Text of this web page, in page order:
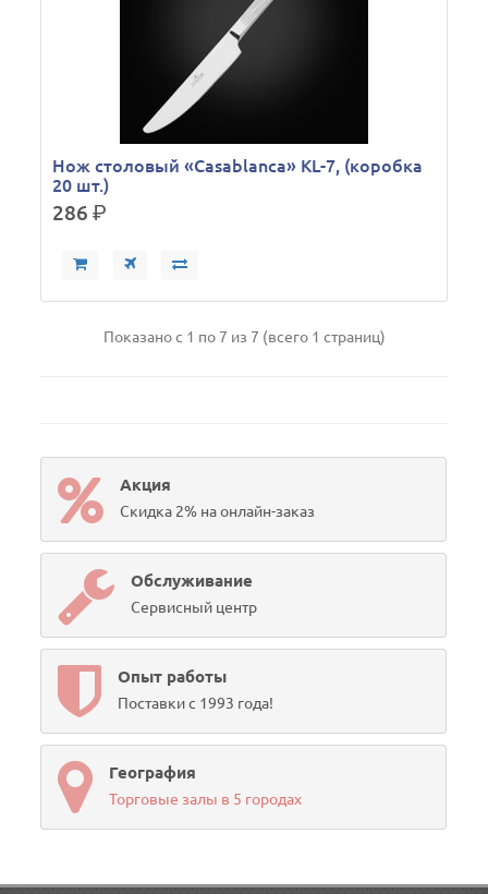
Нож столовый «Casablanca» KL-7, (коробка
20 шт.)
286р.
Показано с 1 по 7 из 7 (всего 1 страниц)
Акция
Скидка 2% на онлайн-заказ
Обслуживание
Сервисный центр
Опыт работы
Поставки с 1993 года!
География
Торговые залы в 5 городах